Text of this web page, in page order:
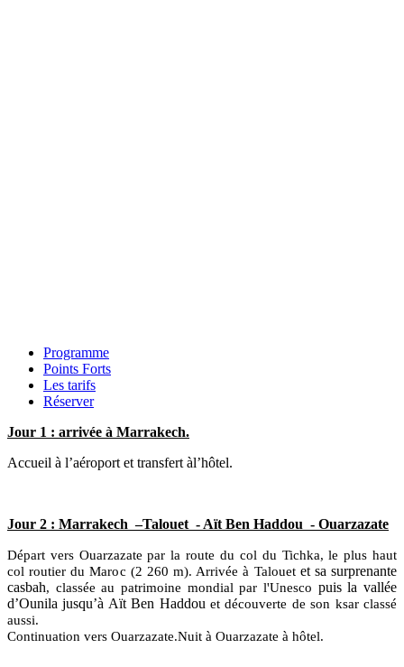
Programme
Points Forts
Les tarifs
Réserver
Jour 1 : arrivée à Marrakech.
Accueil à l’aéroport et transfert àl’hôtel.
Jour 2 : Marrakech –Talouet - Aït Ben Haddou - Ouarzazate
Départ vers Ouarzazate par la route du col du Tichka, le plus haut
col routier du Maroc (2 260 m). Arrivée à Talouet et sa surprenante
casbah, classée au patrimoine mondial par l'Unesco puis la vallée
d’Ounila jusqu’à Aït Ben Haddou et découverte de son ksar classé
aussi.
Continuation vers Ouarzazate.Nuit à Ouarzazate à hôtel.